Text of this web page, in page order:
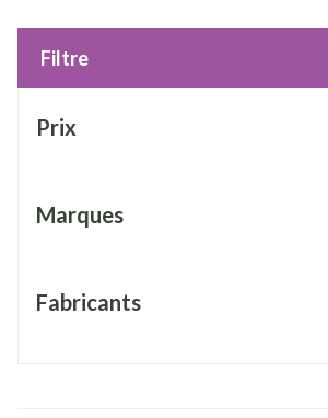
Filtre
Prix
Marques
Fabricants